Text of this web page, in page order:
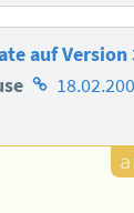
auf Version
Homepage
Autors